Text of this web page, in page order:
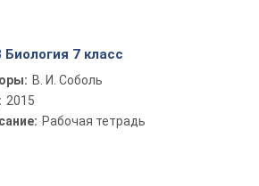
Биология 7 класс
В. И. Соболь
2015
Рабочая тетрадь